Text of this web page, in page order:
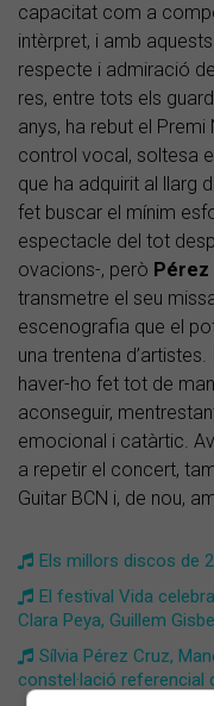
capacitat com a
intèrpret, i amb
respecte i admiració
res, entre tots els
anys, ha rebut el
control vocal, soltesa
que ha adquirit al llarg
fet buscar el mínim
espectacle del tot
ovacions-, però Pérez
transmetre el seu
escenografia que el
una trentena
haver-ho fet tot de
aconseguir,
emocional i catàrtic.
a repetir el concert,
Guitar BCN i, de nou,
Els millors discos de
El festival Vida
Clara Peya, Guillem
Sílvia Pérez Cruz,
constel·lació referencial